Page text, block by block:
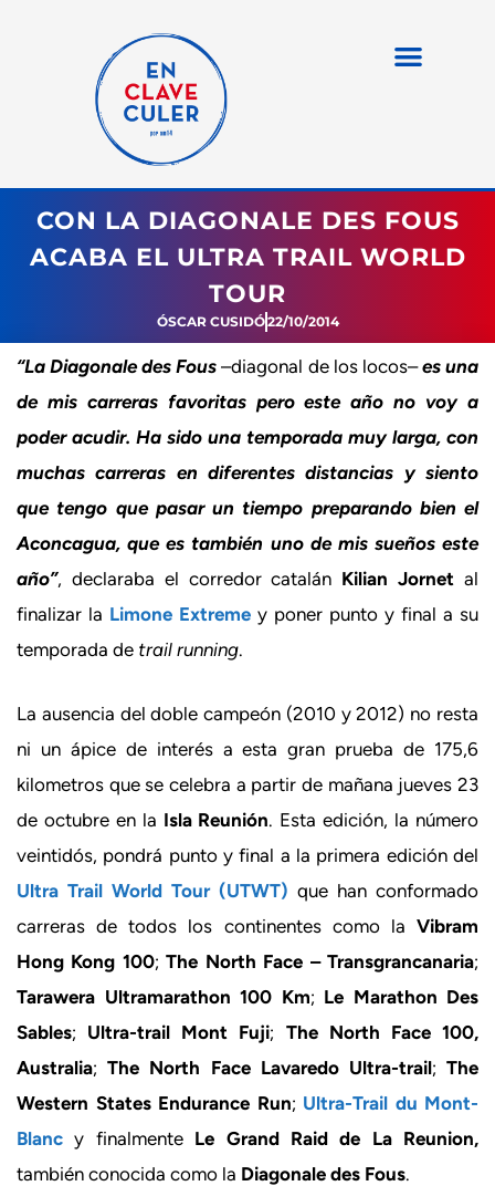
CON LA DIAGONALE DES FOUS
ACABA EL ULTRA TRAIL WORLD
TOUR
ÓSCAR CUSIDÓ22/10/2014
“La Diagonale des Fous–diagonal de los locos–es una
de mis carreras favoritas pero este año no voy a
poder acudir. Ha sido una temporada muy larga, con
muchas carreras en diferentes distancias y siento
que tengo que pasar un tiempo preparando bien el
Aconcagua, que es también uno de mis sueños este
año”, declaraba el corredor catalán Kilian Jornetal
finalizar la Limone Extreme y poner punto y final a su
temporada de trail running.
La ausencia del doble campeón (2010 y 2012) no resta
ni un ápice de interés a esta gran prueba de 175,6
kilometros que se celebra a partir de mañana jueves 23
de octubre en la Isla Reunión. Esta edición, la número
veintidós, pondrá punto y final a la primera edición del
Ultra Trail World Tour (UTWT) que han conformado
carreras de todos los continentes como la Vibram
Hong Kong 100;The North Face – Transgrancanaria;
Tarawera Ultramarathon 100 Km; Le Marathon Des
Sables; Ultra-trail Mont Fuji; The North Face 100,
Australia;The North Face Lavaredo Ultra-trail;The
Western States Endurance Run; Ultra-Trail du Mont-
Blanc y finalmente Le Grand Raid de La Reunion,
también conocida como la Diagonale des Fous.